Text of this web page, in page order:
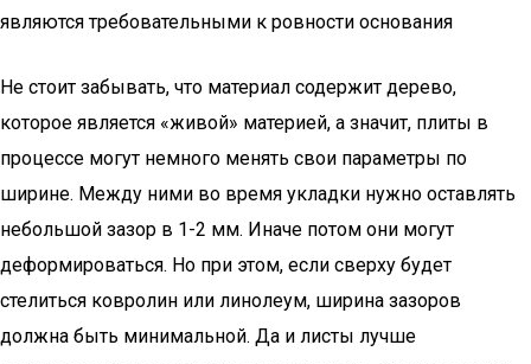
являются требовательными к ровности основания
Не стоит забывать, что материал содержит дерево,
которое является «живой» материей, а значит, плиты в
процессе могут немного менять свои параметры по
ширине. Между ними во время укладки нужно оставлять
небольшой зазор в 1-2 мм. Иначе потом они могут
деформироваться. Но при этом, если сверху будет
стелиться ковролин или линолеум, ширина зазоров
должна быть минимальной. Да и листы лучше